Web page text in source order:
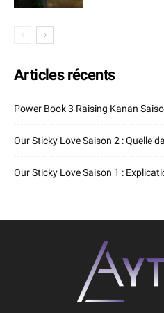
Articles récents
Power Book 3 Raising Kanan
Our Sticky Love Saison 2 : Quelle
Our Sticky Love Saison 1 :